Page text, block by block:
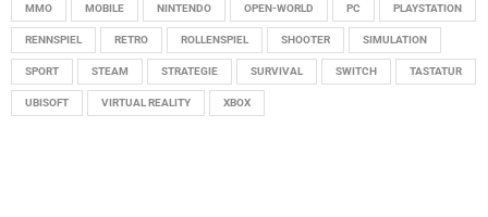
MMO MOBILE NINTENDO OPEN-WORLD PC PLAYSTATION
RENNSPIEL RETRO ROLLENSPIEL SHOOTER SIMULATION
SPORT STEAM STRATEGIE SURVIVAL SWITCH TASTATUR
UBISOFT VIRTUAL REALITY XBOX